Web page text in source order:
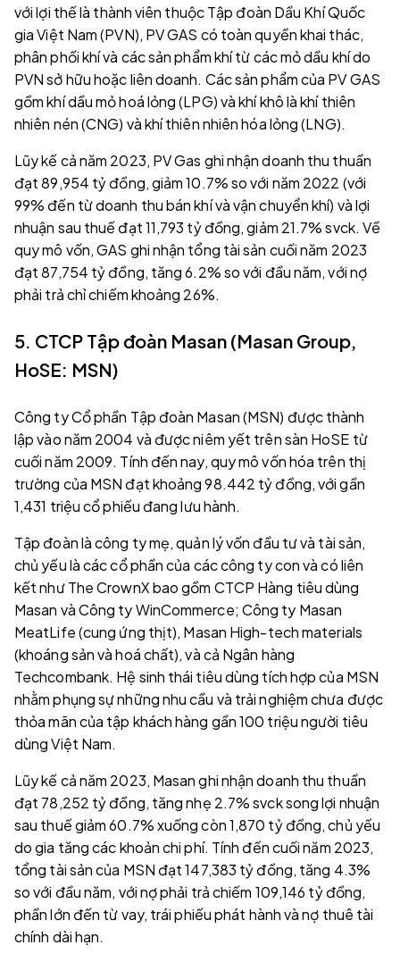
với lợi thế là thành viên thuộc Tập đoàn Dầu Khí Quốc
gia Việt Nam (PVN), PV GAS có toàn quyền khai thác,
phân phối khí và các sản phẩm khí từ các mỏ dầu khí do
PVN sở hữu hoặc liên doanh. Các sản phẩm của PV GAS
gồm khí dầu mỏ hoá lỏng (LPG) và khí khô là khí thiên
nhiên nén (CNG) và khí thiên nhiên hóa lỏng (LNG).
Lũy kế cả năm 2023, PV Gas ghi nhận doanh thu thuần
đạt 89,954 tỷ đồng, giảm 10.7% so với năm 2022 (với
99% đến từ doanh thu bán khí và vận chuyển khí) và lợi
nhuận sau thuế đạt 11,793 tỷ đồng, giảm 21.7% svck. Về
quy mô vốn, GAS ghi nhận tổng tài sản cuối năm 2023
đạt 87,754 tỷ đồng, tăng 6.2% so với đầu năm, với nợ
phải trả chỉ chiếm khoảng 26%.
5. CTCP Tập đoàn Masan (Masan Group,
HoSE: MSN)
Công ty Cổ phần Tập đoàn Masan (MSN) được thành
lập vào năm 2004 và được niêm yết trên sàn HoSE từ
cuối năm 2009. Tính đến nay, quy mô vốn hóa trên thị
trường của MSN đạt khoảng 98.442 tỷ đồng, với gần
1,431 triệu cổ phiếu đang lưu hành.
Tập đoàn là công ty mẹ, quản lý vốn đầu tư và tài sản,
chủ yếu là các cổ phần của các công ty con và có liên
kết như The CrownX bao gồm CTCP Hàng tiêu dùng
Masan và Công ty WinCommerce; Công ty Masan
MeatLife (cung ứng thịt), Masan High-tech materials
(khoáng sản và hoá chất), và cả Ngân hàng
Techcombank. Hệ sinh thái tiêu dùng tích hợp của MSN
nhằm phụng sự những nhu cầu và trải nghiệm chưa được
thỏa mãn của tập khách hàng gần 100 triệu người tiêu
dùng Việt Nam.
Lũy kế cả năm 2023, Masan ghi nhận doanh thu thuần
đạt 78,252 tỷ đồng, tăng nhẹ 2.7% svck song lợi nhuận
sau thuế giảm 60.7% xuống còn 1,870 tỷ đồng, chủ yếu
do gia tăng các khoản chi phí. Tính đến cuối năm 2023,
tổng tài sản của MSN đạt 147,383 tỷ đồng, tăng 4.3%
so với đầu năm, với nợ phải trả chiếm 109,146 tỷ đồng,
phần lớn đến từ vay, trái phiếu phát hành và nợ thuê tài
chính dài hạn.